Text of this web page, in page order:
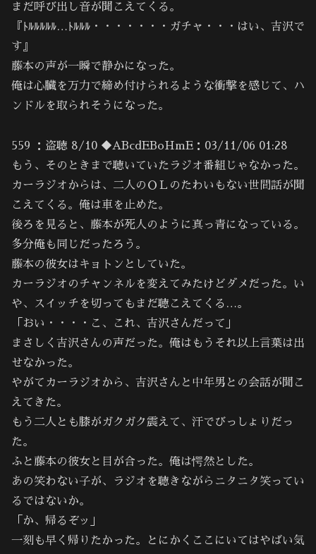
まだ呼び出し音が聞こえてくる。
『ﾄﾙﾙﾙﾙﾙ…ﾄﾙﾙﾙ・・・・・・・ガチャ・・・はい、吉沢で
す』
藤本の声が一瞬で静かになった。
俺は心臓を万力で締め付けられるような衝撃を感じて、ハ
ンドルを取られそうになった。
559 ：盗聴 8/10 ◆ABcdEBoHmE：03/11/06 01:28
もう、そのときまで聴いていたラジオ番組じゃなかった。
カーラジオからは、二人のＯＬのたわいもない世間話が聞
こえてくる。俺は車を止めた。
後ろを見ると、藤本が死人のように真っ青になっている。
多分俺も同じだったろう。
藤本の彼女はキョトンとしていた。
カーラジオのチャンネルを変えてみたけどダメだった。い
や、スイッチを切ってもまだ聴こえてくる…。
「おい・・・・こ、これ、吉沢さんだって」
まさしく吉沢さんの声だった。俺はもうそれ以上言葉は出
せなかった。
やがてカーラジオから、吉沢さんと中年男との会話が聞こ
えてきた。
もう二人とも膝がガクガク震えて、汗でびっしょりだっ
た。
ふと藤本の彼女と目が合った。俺は愕然とした。
あの笑わない子が、ラジオを聴きながらニタニタ笑ってい
るではないか。
「か、帰るぞッ」
一刻も早く帰りたかった。とにかくここにいてはやばい気